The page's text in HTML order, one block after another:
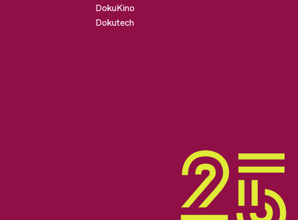
DokuKino
Dokutech